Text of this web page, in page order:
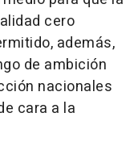
cero
además,
de ambición
nacionales
cara a la